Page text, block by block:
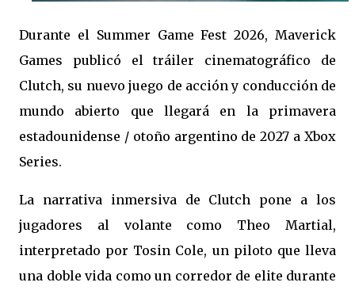
Durante el Summer Game Fest 2026, Maverick
Games publicó el tráiler cinematográfico de
Clutch, su nuevo juego de acción y conducción de
mundo abierto que llegará en la primavera
estadounidense / otoño argentino de 2027 a Xbox
Series.
La narrativa inmersiva de Clutch pone a los
jugadores al volante como Theo Martial,
interpretado por Tosin Cole, un piloto que lleva
una doble vida como un corredor de elite durante